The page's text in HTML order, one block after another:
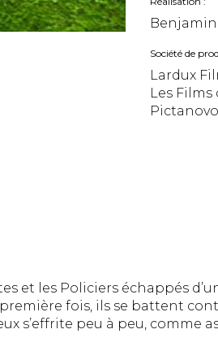
Benjamin
Société de
Lardux
Les Films
Pictanovo
et les Policiers échappés
fois, ils se battent
s’effrite peu à peu, comme